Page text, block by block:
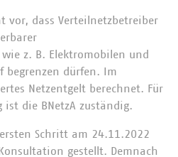
vor, dass Verteilnetzbetreiber
z. B. Elektromobilen und
begrenzen dürfen. Im
Netzentgelt berechnet. Für
ist die BNetzA zuständig.
Schritt am 24.11.2022
gestellt. Demnach